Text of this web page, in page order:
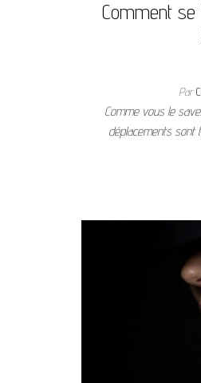
Comment se
Par
Comme vous le
déplacements sont